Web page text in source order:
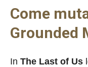
Come
Grounded
In The Last of Us